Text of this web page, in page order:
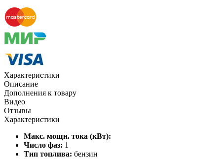
Характеристики
Описание
Дополнения к товару
Видео
Отзывы
Характеристики
Макс. мощн. тока (кВт):
Число фаз: 1
Тип топлива: бензин